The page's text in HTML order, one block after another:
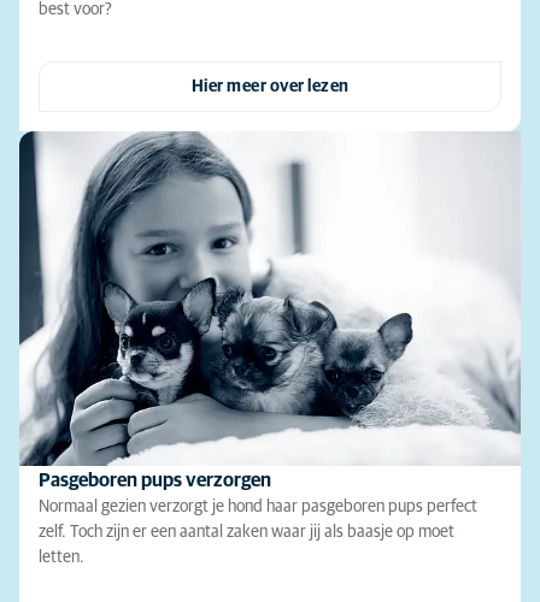
best voor?
Hier meer over lezen
Pasgeboren pups verzorgen
Normaal gezien verzorgt je hond haar pasgeboren pups perfect
zelf. Toch zijn er een aantal zaken waar jij als baasje op moet
letten.